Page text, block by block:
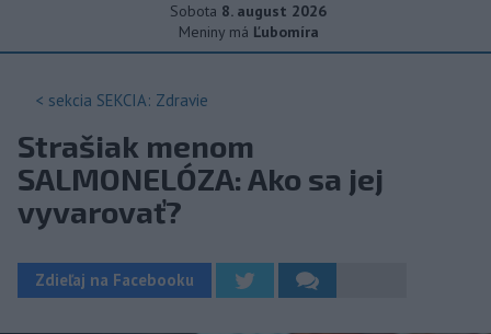
Sobota 8. august 2026
Meniny má Ľubomíra
< sekcia SEKCIA: Zdravie
Strašiak menom
SALMONELÓZA: Ako sa jej
vyvarovať?
Zdieľaj na Facebooku